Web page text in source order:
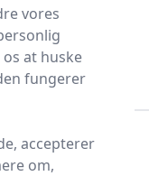
vores
at huske
fungerer
accepterer
om,